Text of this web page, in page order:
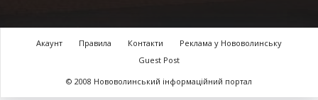
Акаунт Правила Контакти
Реклама у Нововолинську
Guest Post
© 2008 Нововолинський інформаційний портал